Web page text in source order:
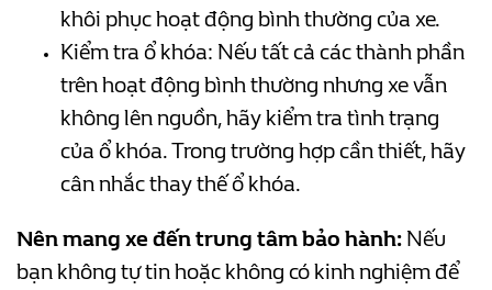
khôi phục hoạt động bình thường của xe.
Kiểm tra ổ khóa: Nếu tất cả các thành phần
trên hoạt động bình thường nhưng xe vẫn
không lên nguồn, hãy kiểm tra tình trạng
của ổ khóa. Trong trường hợp cần thiết, hãy
cân nhắc thay thế ổ khóa.
Nên mang xe đến trung tâm bảo hành: Nếu
bạn không tự tin hoặc không có kinh nghiệm để